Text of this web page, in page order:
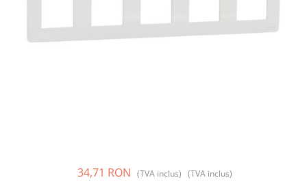
34,71 RON (TVA inclus) (TVA inclus)